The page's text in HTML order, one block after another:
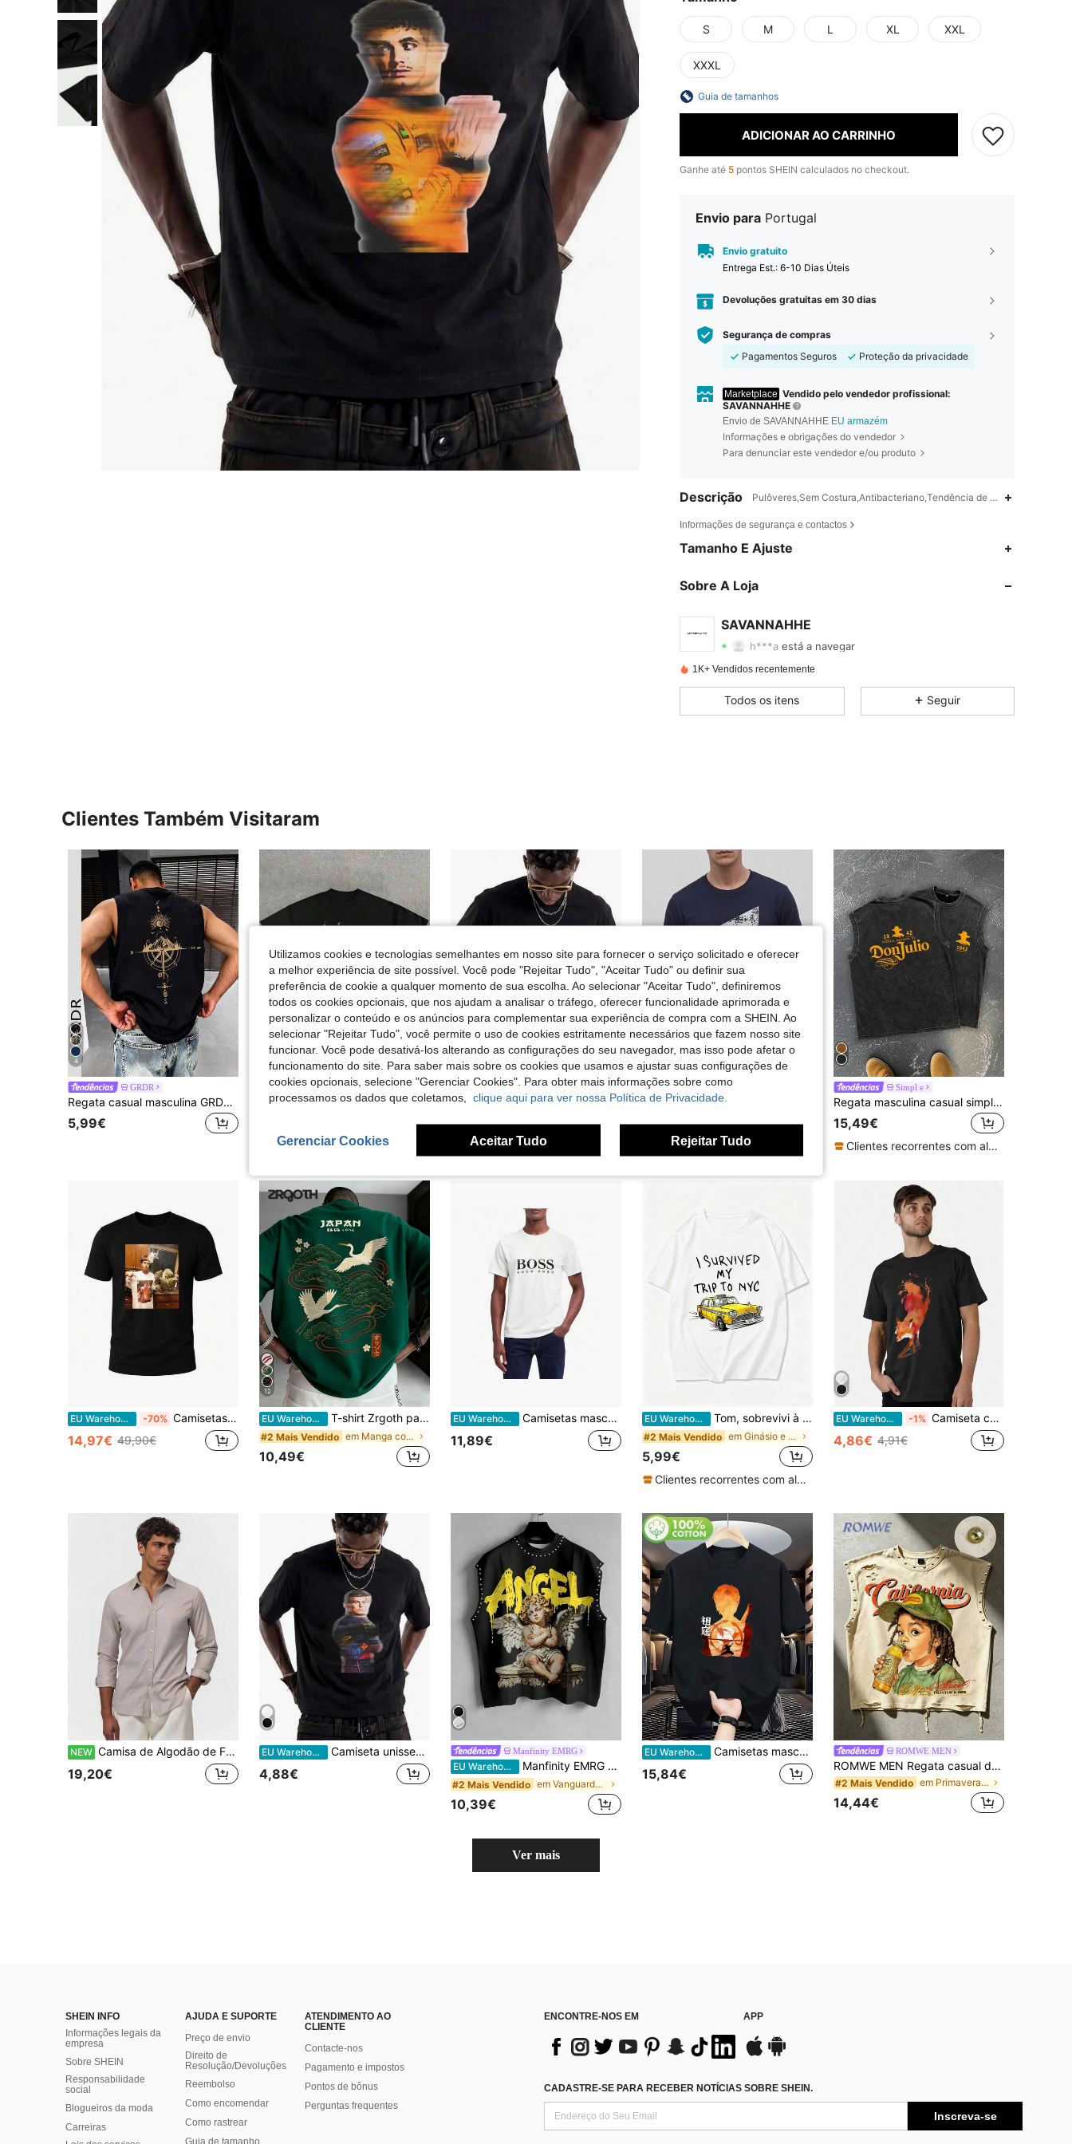
S M L XL XXL
XXXL
Guia de tamanhos
ADICIONAR AO CARRINHO
Ganhe até 5 pontos SHEIN calculados no checkout.
Envio para Portugal
Envio gratuito
Entrega Est.: 6-10 Dias Úteis
Devoluções gratuitas em 30 dias
Segurança de compras
Pagamentos Seguros
Proteção da privacidade
Marketplace Vendido pelo vendedor profissional:
SAVANNAHHE
Envio de SAVANNAHHE EU armazém
Informações e obrigações do vendedor
Para denunciar este vendedor e/ou produto
Descrição Pulôveres,Sem Costura,Antibacteriano,Tendência de vanguarda -
Informações de segurança e contactos
Tamanho E Ajuste
Sobre A Loja
SAVANNAHHE
4,65
4,65
4,65 1K
h***a está a navegar
4,65
4,65 116
1K+ Vendidos recentemente
Todos os itens Seguir
Clientes Também Visitaram
4
GRDR
Regata casual masculina GRDR com estampa de bússola e pico de montanha para o verão
5,99€
EU Warehouse -6% Blusa casual de algodão puro com estampa vintage, design macio e respirável, ideal para o verão.
#2 Mais Vendido
EU Warehouse Camiseta unissex com estampa artística retrô de Fórmula 1 (1 unidade), feita de algodão confortável e respirável, ideal para dias de jogos, feriados e aniversários para fãs de automobilismo. NEW Markapia Man T-shirt de homem em 100% algodão com gola redonda e estampado
28 Left
12,74€
Simpl e
Regata masculina casual simples com lavagem vintage e gola redonda.
15,49€
Clientes recorrentes com alta taxa de retorno
EU Warehouse -70% Camisetas masculinas
14,97€ 49,90€
12
EU Warehouse T-shirt Zrgoth para homem, casual, versátil, minimalista, com estampado de grua japonesa, manga curta, streetwear
#2 Mais Vendido em Manga comprida T-shirts masculinas
10,49€
EU Warehouse Camisetas masculinas
11,89€
EU Warehouse Tom, sobrevivi à minha viagem a Nova York. Camiseta divertida e original com um táxi-aranha amarelo, estilo vintage dos anos 80, unissex para homens e mulheres.
#2 Mais Vendido em Ginásio e Fitness T-shirts masculinas
5,99€
Clientes recorrentes com alta taxa de retorno
EU Warehouse -1% Camiseta com estampa abstrata de raposa em aquarela | Camiseta unissex preta de algodão estilo streetwear | Estampa artística de raposa vermelha, casual, com inspiração na natureza e animais | Estética minimalista Y2K
4,86€ 4,91€
NEW Camisa de Algodão de Fácil Engomar, Corte Largo, Manga Comprida e Gola, para Homem, Casual ou para Trabalho
19,20€
EU Warehouse Camiseta unissex vintage de piloto de Fórmula 1 (1 unidade), estampa gráfica de automobilismo, algodão leve e respirável para esportes, lazer e passeios urbanos.
4,88€
Manfinity EMRG
EU Warehouse Manfinity EMRG Regata preta sem mangas para homem, estampa de escultura de anjo gótico + padrão de letras amarelas "ANGEL" com decoração de rebites, t-shirt casual sem mangas estilo street, adequada para primavera/verão, festivais de música, festas, saídas e uso diário
#2 Mais Vendido em Vanguarda - Hip-Hop Streetwear Regatas masculin
10,39€
EU Warehouse Camisetas masculinas
15,84€
ROMWE MEN
ROMWE MEN Regata casual de moda nova para homem, estilo street pesado, estilo casal, adequada para uso diário
#2 Mais Vendido em Primavera/Verão/Outono Regatas masculinas
14,44€
Ver mais
SHEIN INFO
Informações legais da
empresa
Sobre SHEIN
Responsabilidade
social
Blogueiros da moda
Carreiras
AJUDA E SUPORTE
Preço de envio
Direito de
Resolução/Devoluções
Reembolso
Como encomendar
Como rastrear
ATENDIMENTO AO
CLIENTE
Contacte-nos
Pagamento e impostos
Pontos de bônus
Perguntas frequentes
ENCONTRE-NOS EM APP
CADASTRE-SE PARA RECEBER NOTÍCIAS SOBRE SHEIN.
Inscreva-se
Utilizamos cookies e tecnologias semelhantes em nosso site para fornecer o serviço solicitado e oferecer
a melhor experiência de site possível. Você pode "Rejeitar Tudo", "Aceitar Tudo" ou definir sua
preferência de cookie a qualquer momento de sua escolha. Ao selecionar "Aceitar Tudo", definiremos
todos os cookies opcionais, que nos ajudam a analisar o tráfego, oferecer funcionalidade aprimorada e
personalizar o conteúdo e os anúncios para complementar sua experiência de compra com a SHEIN. Ao
selecionar "Rejeitar Tudo", você permite o uso de cookies estritamente necessários que fazem nosso site
funcionar. Você pode desativá-los alterando as configurações do seu navegador, mas isso pode afetar o
funcionamento do site. Para saber mais sobre os cookies que usamos e ajustar suas configurações de
cookies opcionais, selecione "Gerenciar Cookies". Para obter mais informações sobre como
processamos os dados que coletamos, clique aqui para ver nossa Política de Privacidade.
Gerenciar Cookies Aceitar Tudo Rejeitar Tudo